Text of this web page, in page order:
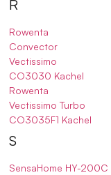
R
Rowenta
Convector
Vectissimo
CO3030 Kachel
Rowenta
Vectissimo Turbo
CO3035F1 Kachel
S
SensaHome HY-200C